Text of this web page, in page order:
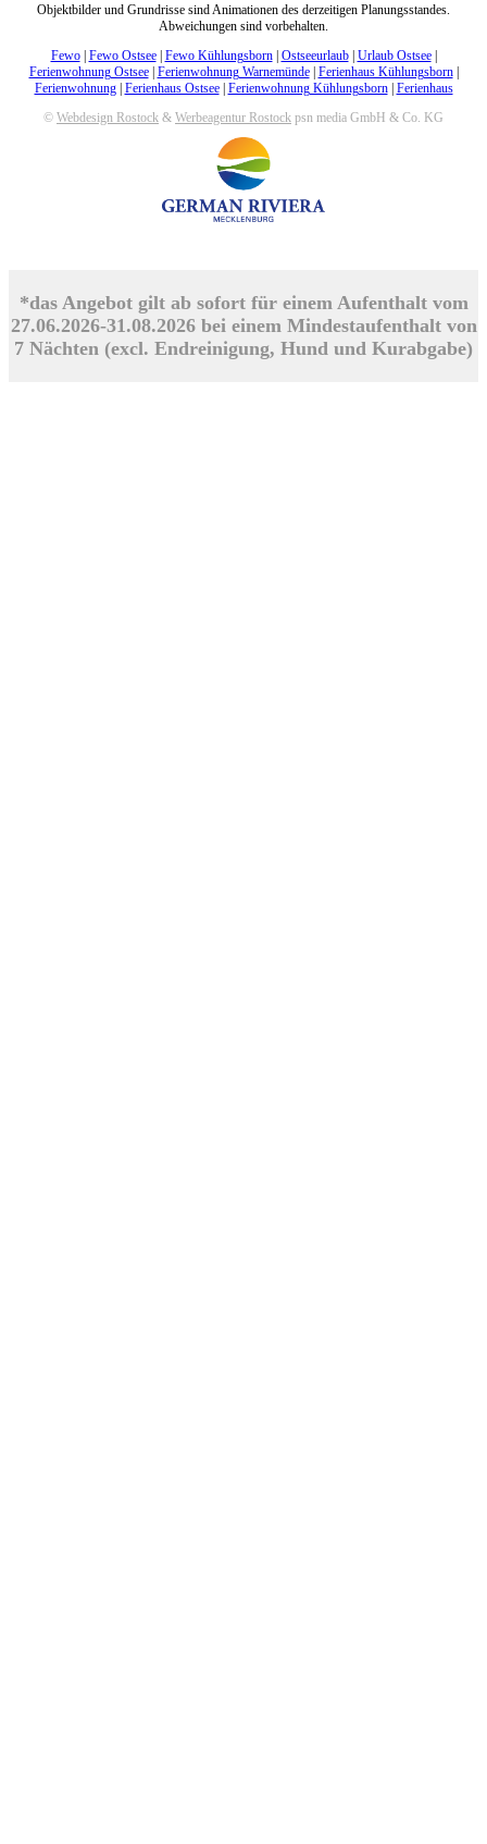
Objektbilder und Grundrisse sind Animationen des derzeitigen Planungsstandes.
Abweichungen sind vorbehalten.
Fewo| Fewo Ostsee| Fewo Kühlungsborn| Ostseeurlaub| Urlaub Ostsee|
Ferienwohnung Ostsee| Ferienwohnung Warnemünde| Ferienhaus Kühlungsborn|
Ferienwohnung| Ferienhaus Ostsee| Ferienwohnung Kühlungsborn| Ferienhaus
© Webdesign Rostock & Werbeagentur Rostock psn media GmbH & Co. KG
*das Angebot gilt ab sofort für einem Aufenthalt vom
27.06.2026-31.08.2026 bei einem Mindestaufenthalt von
7 Nächten (excl. Endreinigung, Hund und Kurabgabe)